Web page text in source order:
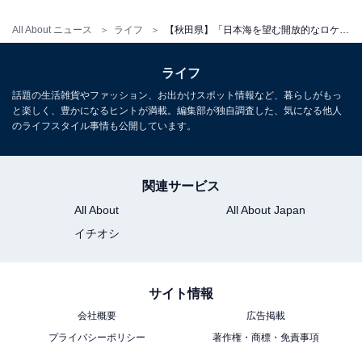
All About ニュース ライフ
ライフ
話題の生活雑貨やファッション、お出かけスポット情報など、暮らしがもっ
と楽しく、豊かになるヒントが満載。編集部が独自調査した、気になる他人
のライフスタイル事情も公開しています。
関連サービス
All About
All About Japan
イチオシ
サイト情報
会社概要
広告掲載
プライバシーポリシー
著作権・商標・免責事項